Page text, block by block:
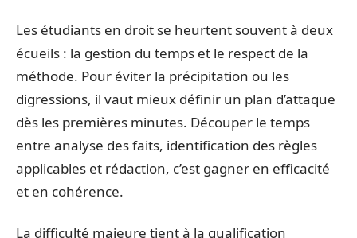
Les étudiants en droit se heurtent souvent à deux
écueils : la gestion du temps et le respect de la
méthode. Pour éviter la précipitation ou les
digressions, il vaut mieux définir un plan d’attaque
dès les premières minutes. Découper le temps
entre analyse des faits, identification des règles
applicables et rédaction, c’est gagner en efficacité
et en cohérence.
La difficulté majeure tient à la qualification